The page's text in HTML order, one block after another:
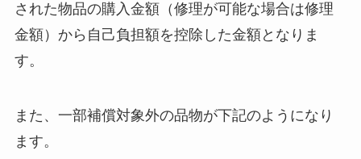
された物品の購入金額（修理が可能な場合は修理
金額）から自己負担額を控除した金額となりま
す。
また、一部補償対象外の品物が下記のようになり
ます。